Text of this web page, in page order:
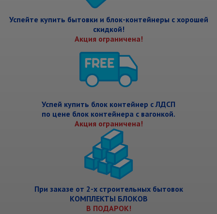
Успейте купить бытовки и блок-контейнеры с хорошей
скидкой!
Акция ограничена!
Успей купить блок контейнер с ЛДСП
по цене блок контейнера с вагонкой.
Акция ограничена!
При заказе от 2-х строительных бытовок
КОМПЛЕКТЫ БЛОКОВ
В ПОДАРОК!